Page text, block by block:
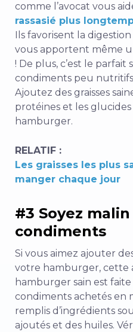
comme l’avocat vous
rassasié plus
Ils favorisent la
vous apportent même
! De plus, c’est le
condiments peu
Ajoutez des graisses
protéines et les
hamburger.
RELATIF :
Les graisses les plus
manger chaque jour
#3 Soyez
condiments
Si vous aimez ajouter
votre hamburger, cette
hamburger sain est
condiments achetés en
remplis d’ingrédients
ajoutés et des huiles.